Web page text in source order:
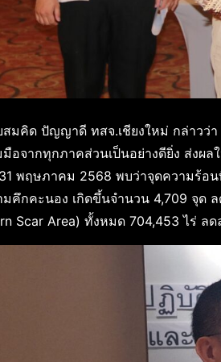
สมคิด ปัญญาดี ทสจ.เชียงใหม่ กล่าวว่
มือจากทุกภาคส่วนเป็นอย่างดียิ่ง ส่งผ
พฤษภาคม 2568 พบว่าจุดความร้อน
มคึกคะนอง เกิดขึ้นจำนวน 4,709 จุด
Scar Area) ทั้งหมด 704,453 ไร่ ล